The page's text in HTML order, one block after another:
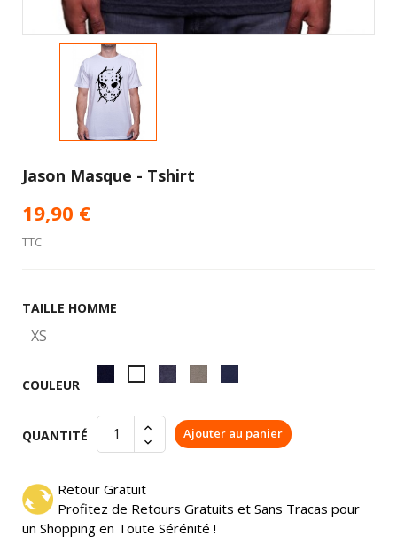
Jason Masque - Tshirt
19,90 €
TTC
TAILLE HOMME
COULEUR
Blanc
QUANTITÉ Ajouter au panier
Retour Gratuit
Profitez de Retours Gratuits et Sans Tracas pour
un Shopping en Toute Sérénité !